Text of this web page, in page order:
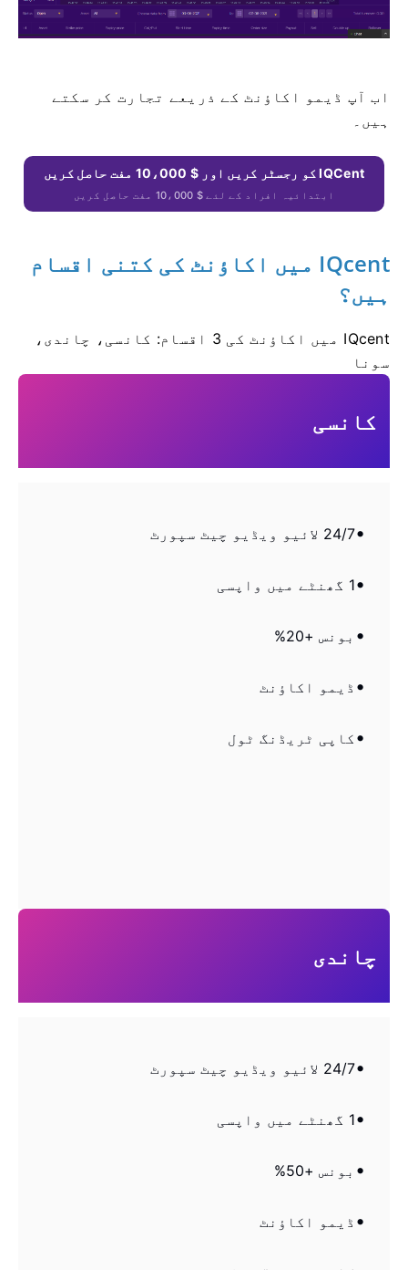
اب آپ ڈیمو اکاؤنٹ کے ذریعے تجارت کر سکتے
ہیں۔
IQCent کو رجسٹر کریں اور $ 10،000 مفت حاصل کریں
ابتدائیہ افراد کے لئے $ 10،000 مفت حاصل کریں
IQcent میں اکاؤنٹ کی کتنی اقسام
ہیں؟
IQcent میں اکاؤنٹ کی 3 اقسام: کانسی، چاندی،
سونا
کانسی
24/7 لائیو ویڈیو چیٹ سپورٹ
1 گھنٹے میں واپسی
بونس +20%
ڈیمو اکاؤنٹ
کاپی ٹریڈنگ ٹول
چاندی
24/7 لائیو ویڈیو چیٹ سپورٹ
1 گھنٹے میں واپسی
بونس +50%
ڈیمو اکاؤنٹ